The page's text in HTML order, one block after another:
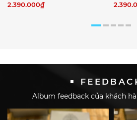
2.390.000₫
Album feedback của khách